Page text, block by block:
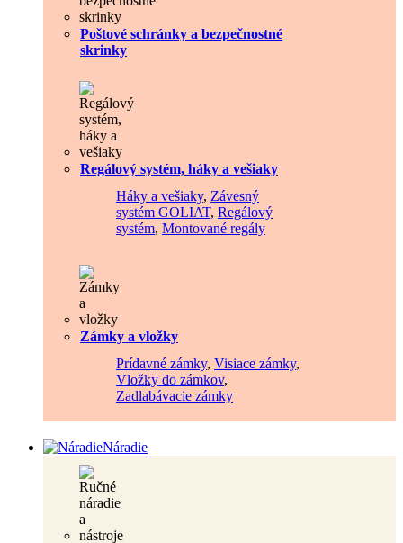
Poštové schránky a bezpečnostné
skrinky
Regálový systém, háky a vešiaky
Háky a vešiaky, Závesný
systém GOLIAT, Regálový
systém, Montované regály
Zámky a vložky
Prídavné zámky, Visiace zámky,
Vložky do zámkov,
Zadlabávacie zámky
Náradie